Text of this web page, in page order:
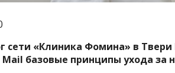
сети «Клиника Фомина» в
базовые принципы ухода за